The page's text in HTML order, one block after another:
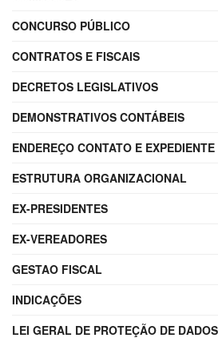
CONCURSO PÚBLICO
CONTRATOS E FISCAIS
DECRETOS LEGISLATIVOS
DEMONSTRATIVOS CONTÁBEIS
ENDEREÇO CONTATO E EXPEDIENTE
ESTRUTURA ORGANIZACIONAL
EX-PRESIDENTES
EX-VEREADORES
GESTAO FISCAL
INDICAÇÕES
LEI GERAL DE PROTEÇÃO DE DADOS